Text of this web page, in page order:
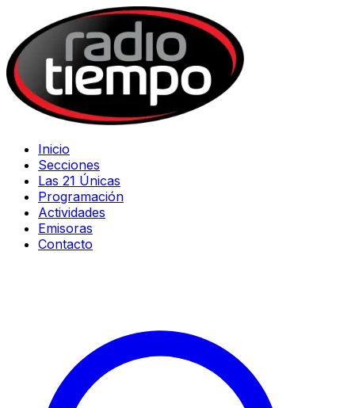
Inicio
Secciones
Las 21 Únicas
Programación
Actividades
Emisoras
Contacto